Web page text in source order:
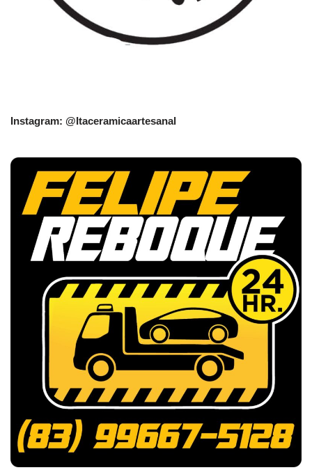
Instagram: @Itaceramicaartesanal